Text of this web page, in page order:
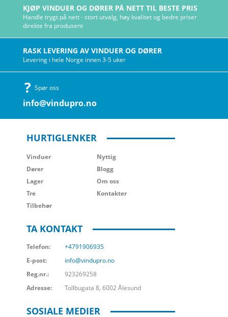
KJØP VINDUER OG DØRER PÅ NETT TIL BESTE PRIS
Handle trygt på nett - stort utvalg, høy kvalitet og bedre priser
direkte fra produsent
RASK LEVERING AV VINDUER OG DØRER
Levering i hele Norge innen 3-5 uker
Spør oss
info@vindupro.no
HURTIGLENKER
Vinduer
Dører
Lager
Tre
Tilbehør
Nyttig
Blogg
Om oss
Kontakter
TA KONTAKT
Telefon:
+4791906935
E-post:
info@vindupro.no
Reg.nr.:
923269258
Adresse:
Tollbugata 8, 6002 Ålesund
SOSIALE MEDIER